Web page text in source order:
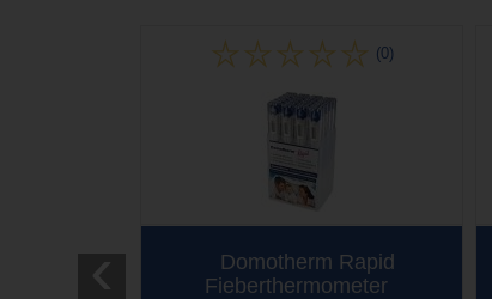
(0)
Domotherm Rapid
Fieberthermometer